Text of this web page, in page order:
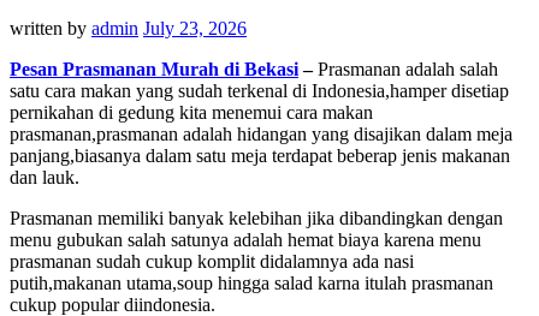
written by admin July 23, 2026
Pesan Prasmanan Murah di Bekasi–Prasmanan adalah salah
satu cara makan yang sudah terkenal di Indonesia,hamper disetiap
pernikahan di gedung kita menemui cara makan
prasmanan,prasmanan adalah hidangan yang disajikan dalam meja
panjang,biasanya dalam satu meja terdapat beberap jenis makanan
dan lauk.
Prasmanan memiliki banyak kelebihan jika dibandingkan dengan
menu gubukan salah satunya adalah hemat biaya karena menu
prasmanan sudah cukup komplit didalamnya ada nasi
putih,makanan utama,soup hingga salad karna itulah prasmanan
cukup popular diindonesia.